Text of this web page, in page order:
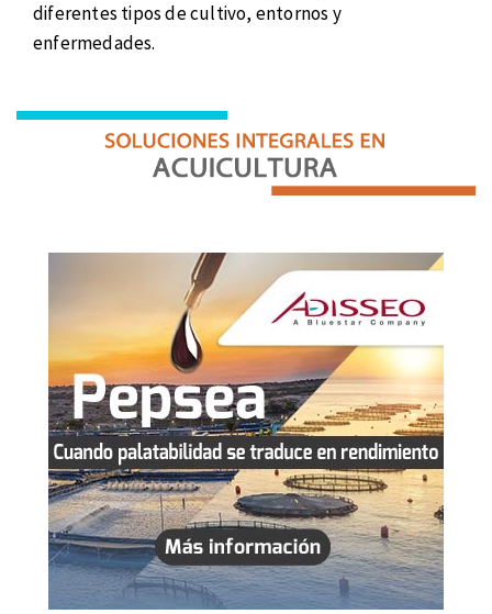
diferentes tipos de cultivo, entornos y
enfermedades.